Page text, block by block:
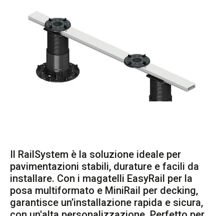
Il RailSystem è la soluzione ideale per
pavimentazioni stabili, durature e facili da
installare. Con i magatelli EasyRail per la
posa multiformato e MiniRail per decking,
garantisce un’installazione rapida e sicura,